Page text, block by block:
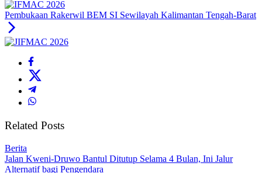
Pembukaan Rakerwil BEM SI Sewilayah Kalimantan Tengah-Barat
Related Posts
Berita
Jalan Kweni-Druwo Bantul Ditutup Selama 4 Bulan, Ini Jalur
Alternatif bagi Pengendara